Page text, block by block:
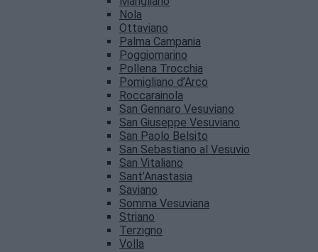
Nola
Ottaviano
Palma Campania
Poggiomarino
Pollena Trocchia
Pomigliano d’Arco
Roccarainola
San Gennaro Vesuviano
San Giuseppe Vesuviano
San Paolo Belsito
San Sebastiano al Vesuvio
San Vitaliano
Sant’Anastasia
Saviano
Somma Vesuviana
Striano
Terzigno
Volla